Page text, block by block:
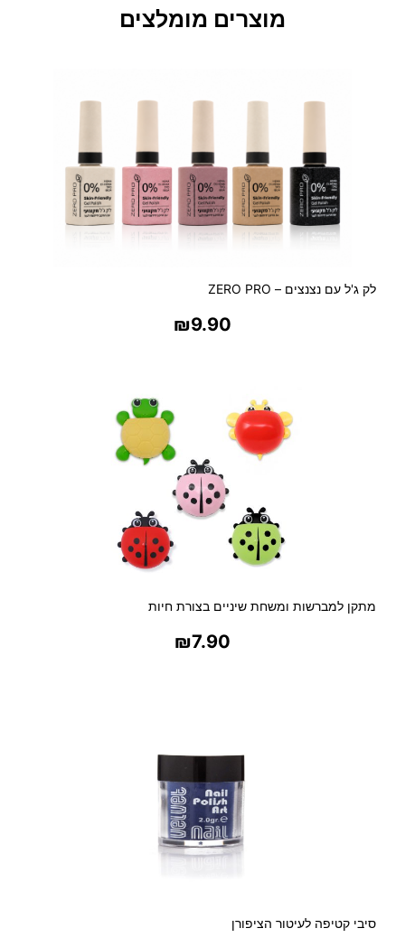
מוצרים מומלצים
לק ג'ל עם נצנצים – ZERO PRO
₪9.90
מתקן למברשות ומשחת שיניים בצורת חיות
₪7.90
סיבי קטיפה לעיטור הציפורן